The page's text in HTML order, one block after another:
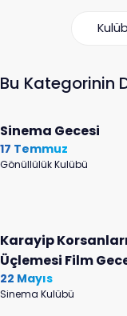
Bu Kategorinin
Sinema Gecesi
17 Temmuz
Gönüllülük Kulübü
Karayip Korsanları
Üçlemesi Film
22 Mayıs
Sinema Kulübü